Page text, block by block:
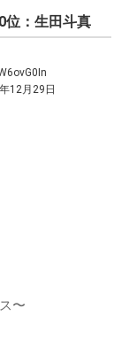
位：生田斗真
12月29日
〜